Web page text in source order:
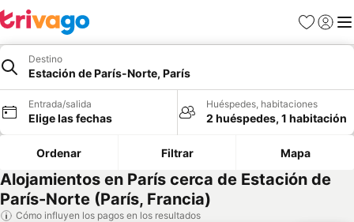
Favoritos
Iniciar
Destino
Estación de París-Norte, París
Entrada/salida
Elige las fechas
Huéspedes, habitaciones
2 huéspedes, 1 habitación
Ordenar Filtrar Mapa
Alojamientos en París cerca de Estación de
París-Norte (París, Francia)
Cómo influyen los pagos en los resultados